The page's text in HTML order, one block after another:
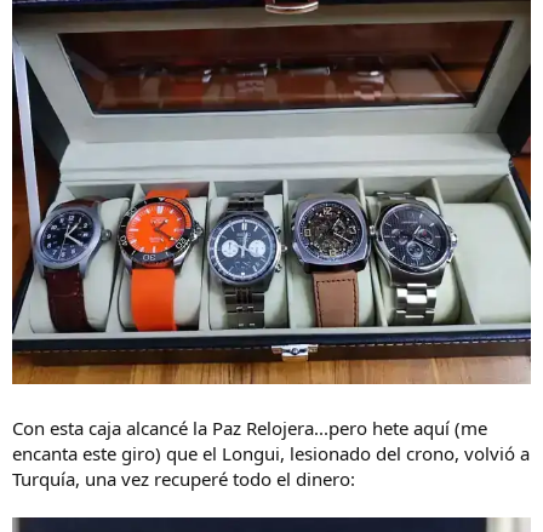
Con esta caja alcancé la Paz Relojera...pero hete aquí (me
encanta este giro) que el Longui, lesionado del crono, volvió a
Turquía, una vez recuperé todo el dinero: